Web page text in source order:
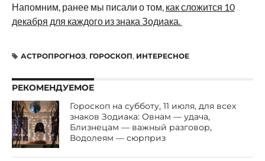
Напомним, ранее мы писали о том, как сложится 10
декабря для каждого из знака Зодиака.
АСТРОПРОГНОЗ, ГОРОСКОП, ИНТЕРЕСНОЕ
РЕКОМЕНДУЕМОЕ
Гороскоп на субботу, 11 июля, для всех
знаков Зодиака: Овнам — удача,
Близнецам — важный разговор,
Водолеям — сюрприз